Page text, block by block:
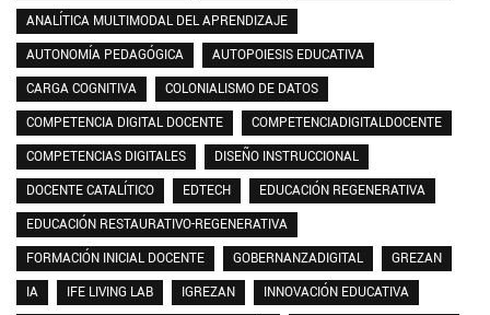
ANALÍTICA MULTIMODAL DEL APRENDIZAJE
AUTONOMÍA PEDAGÓGICA
AUTOPOIESIS EDUCATIVA
CARGA COGNITIVA
COLONIALISMO DE DATOS
COMPETENCIA DIGITAL DOCENTE
COMPETENCIADIGITALDOCENTE
COMPETENCIAS DIGITALES
DISEÑO INSTRUCCIONAL
DOCENTE CATALÍTICO
EDTECH
EDUCACIÓN REGENERATIVA
EDUCACIÓN RESTAURATIVO-REGENERATIVA
FORMACIÓN INICIAL DOCENTE
GOBERNANZADIGITAL
GREZAN
IA
IFE LIVING LAB IGREZAN
INNOVACIÓN EDUCATIVA